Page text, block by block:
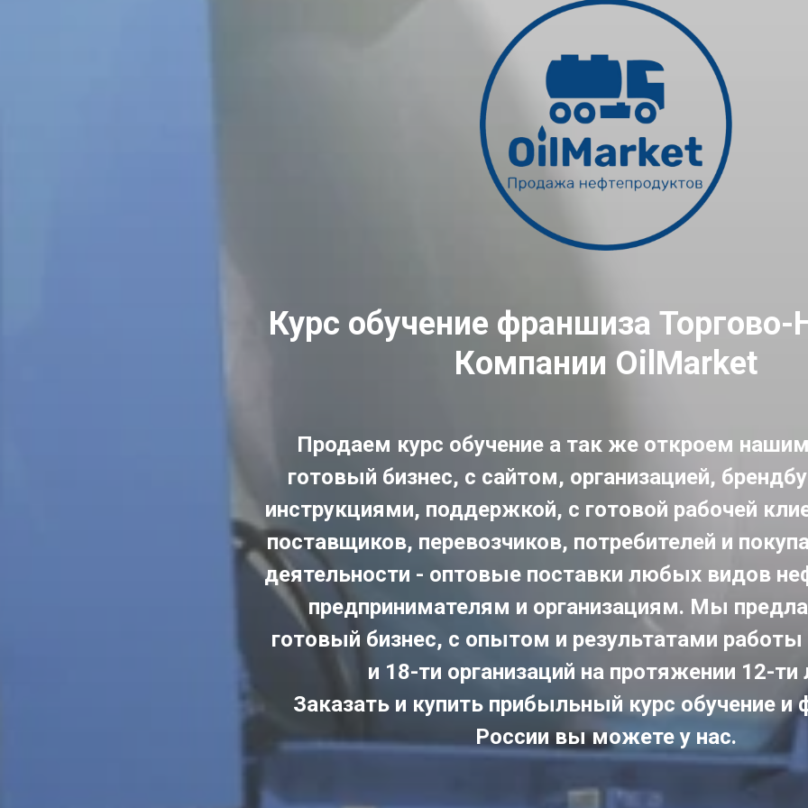
Курс обучение франшиза Торгово-
Компании OilMarket
Продаем курс обучение а так же откроем
готовый бизнес, с сайтом, организацией,
инструкциями, поддержкой, с готовой рабочей
поставщиков, перевозчиков, потребителей и
деятельности - оптовые поставки любых видов
предпринимателям и организациям. Мы
готовый бизнес, с опытом и результатами
и 18-ти организаций на протяжении 12-ти
Заказать и купить прибыльный курс обучение и
России вы можете у нас.